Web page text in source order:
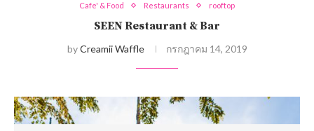
Cafe' & Food Restaurants rooftop
SEEN Restaurant & Bar
byCreamii Waffle กรกฎาคม 14, 2019